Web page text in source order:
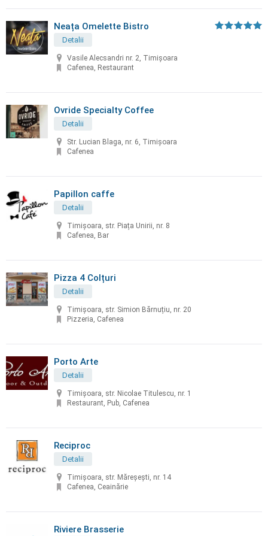
Neața Omelette Bistro
Detalii
Vasile Alecsandri nr. 2, Timișoara
Cafenea, Restaurant
Ovride Specialty Coffee
Detalii
Str. Lucian Blaga, nr. 6, Timișoara
Cafenea
Papillon caffe
Detalii
Timișoara, str. Piața Unirii, nr. 8
Cafenea, Bar
Pizza 4 Colțuri
Detalii
Timișoara, str. Simion Bărnuțiu, nr. 20
Pizzeria, Cafenea
Porto Arte
Detalii
Timişoara, str. Nicolae Titulescu, nr. 1
Restaurant, Pub, Cafenea
Reciproc
Detalii
Timișoara, str. Măreșești, nr. 14
Cafenea, Ceainărie
Riviere Brasserie